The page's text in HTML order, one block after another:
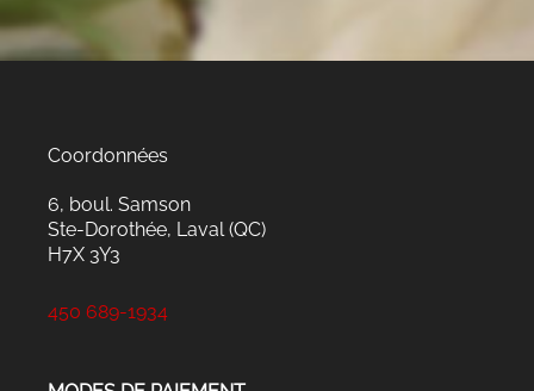
Coordonnées
6, boul. Samson
Ste-Dorothée, Laval (QC)
H7X 3Y3
450 689-1934